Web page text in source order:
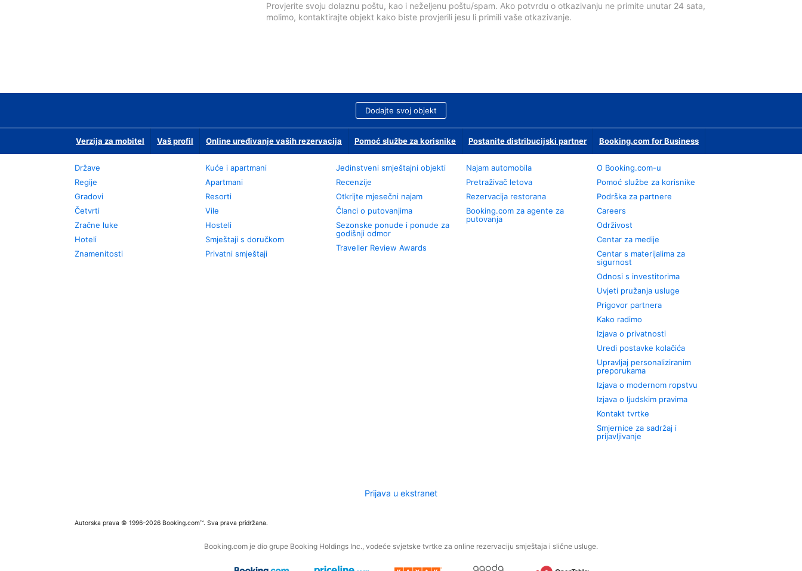
Provjerite svoju dolaznu poštu, kao i neželjenu poštu/spam. Ako potvrdu o otkazivanju ne primite unutar 24 sata,
molimo, kontaktirajte objekt kako biste provjerili jesu li primili vaše otkazivanje.
Dodajte svoj objekt
Verzija za mobitel Vaš profil Online uređivanje vaših rezervacija Pomoć službe za korisnike Postanite distribucijski partner Booking.com for Business
Države
Regije
Gradovi
Četvrti
Zračne luke
Hoteli
Znamenitosti
Kuće i apartmani
Apartmani
Resorti
Vile
Hosteli
Smještaji s doručkom
Privatni smještaji
Jedinstveni smještajni objekti
Recenzije
Otkrijte mjesečni najam
Članci o putovanjima
Sezonske ponude i ponude za
godišnji odmor
Traveller Review Awards
Najam automobila
Pretraživač letova
Rezervacija restorana
Booking.com za agente za
putovanja
O Booking.com-u
Pomoć službe za korisnike
Podrška za partnere
Careers
Održivost
Centar za medije
Centar s materijalima za
sigurnost
Odnosi s investitorima
Uvjeti pružanja usluge
Prigovor partnera
Kako radimo
Izjava o privatnosti
Uredi postavke kolačića
Upravljaj personaliziranim
preporukama
Izjava o modernom ropstvu
Izjava o ljudskim pravima
Kontakt tvrtke
Smjernice za sadržaj i
prijavljivanje
Prijava u ekstranet
Autorska prava © 1996–2026 Booking.com™. Sva prava pridržana.
Booking.com je dio grupe Booking Holdings Inc., vodeće svjetske tvrtke za online rezervaciju smještaja i slične usluge.